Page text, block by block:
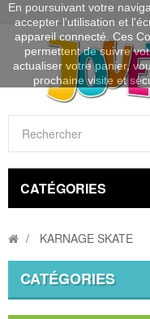
CATÉGORIES
KARNAGE SKATE
CATÉGORIES
En poursuivant votre
accepter l’utilisation et
appareil connecté. Ces
permettent de suivre
actualiser votre panier,
prochaine visite et